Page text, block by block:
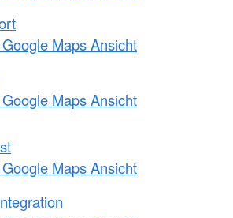
Maps Ansicht
Maps Ansicht
Maps Ansicht